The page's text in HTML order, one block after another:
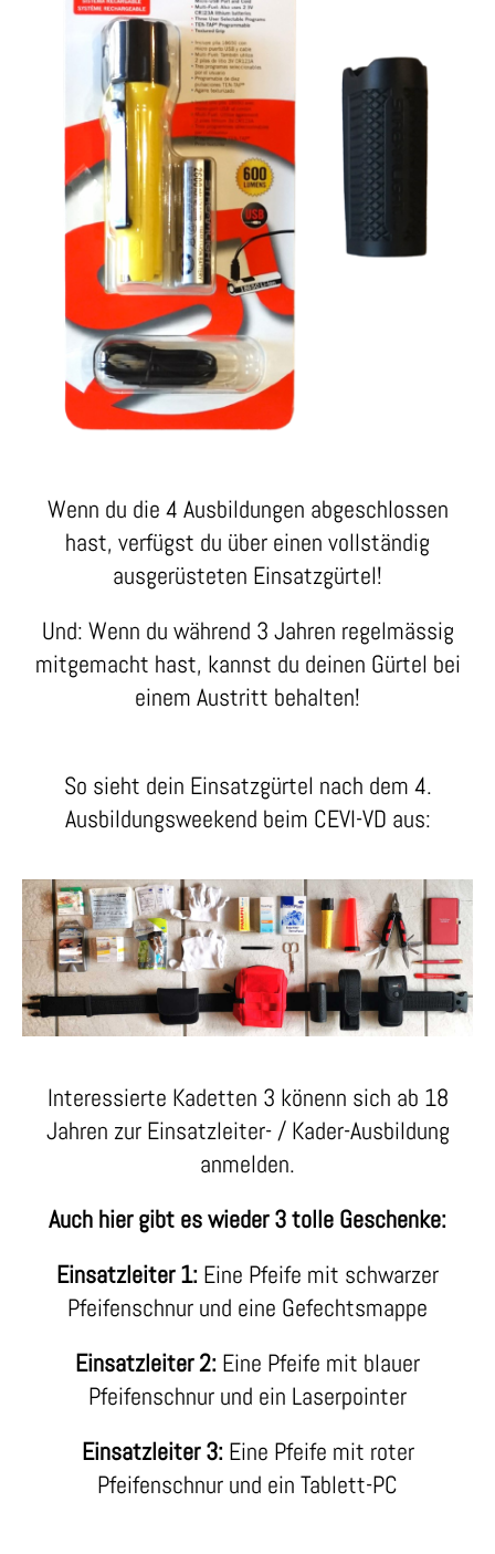
Wenn du die 4 Ausbildungen abgeschlossen
hast, verfügst du über einen vollständig
ausgerüsteten Einsatzgürtel!
Und: Wenn du während 3 Jahren regelmässig
mitgemacht hast, kannst du deinen Gürtel bei
einem Austritt behalten!
So sieht dein Einsatzgürtel nach dem 4.
Ausbildungsweekend beim CEVI-VD aus:
Interessierte Kadetten 3 könenn sich ab 18
Jahren zur Einsatzleiter- / Kader-Ausbildung
anmelden.
Auch hier gibt es wieder 3 tolle Geschenke:
Einsatzleiter 1: Eine Pfeife mit schwarzer
Pfeifenschnur und eine Gefechtsmappe
Einsatzleiter 2: Eine Pfeife mit blauer
Pfeifenschnur und ein Laserpointer
Einsatzleiter 3:Eine Pfeife mit roter
Pfeifenschnur und ein Tablett-PC